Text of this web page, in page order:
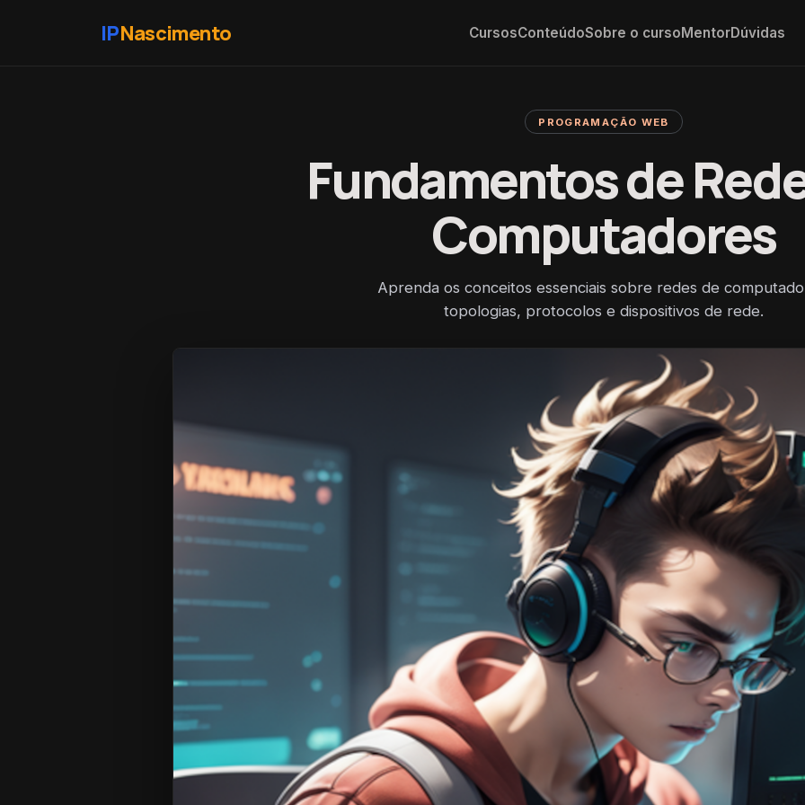
IPNascimento CursosConteúdoSobre o cursoMentorDúvidas
PROGRAMAÇÃO WEB
Fundamentos de
Computadores
Aprenda os conceitos essenciais sobre redes de
topologias, protocolos e dispositivos de rede.